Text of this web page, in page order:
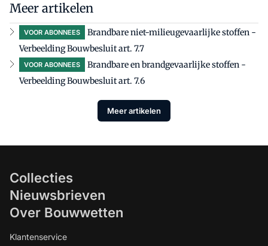
Meer artikelen
VOOR ABONNEES
Brandbare niet-milieugevaarlijke stoffen -
Verbeelding Bouwbesluit art. 7.7
VOOR ABONNEES
Brandbare en brandgevaarlijke stoffen -
Verbeelding Bouwbesluit art. 7.6
Meer artikelen
Collecties
Nieuwsbrieven
Over Bouwwetten
Klantenservice